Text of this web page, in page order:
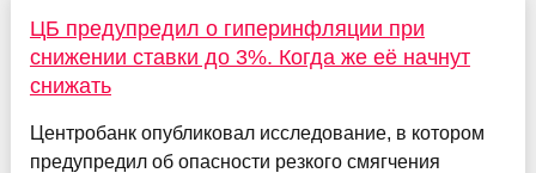
ЦБ предупредил о гиперинфляции при
снижении ставки до 3%. Когда же её начнут
снижать
Центробанк опубликовал исследование, в котором
предупредил об опасности резкого смягчения